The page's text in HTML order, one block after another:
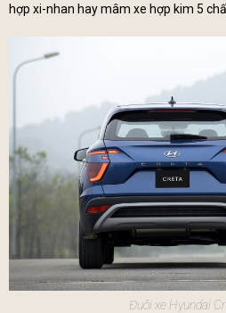
hợp xi-nhan hay mâm xe hợp kim 5
Đuôi xe Hyundai